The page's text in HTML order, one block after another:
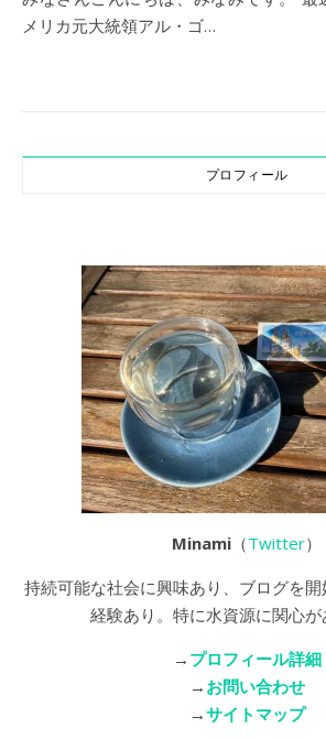
メリカ元大統領アル・ゴ…
プロフィール
Minami （Twitter）
持続可能な社会に興味あり、ブログを
経験あり。特に水資源に関心が
→ プロフィール詳細
→ お問い合わせ
→サイトマップ